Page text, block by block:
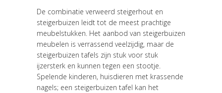
De combinatie verweerd steigerhout en
steigerbuizen leidt tot de meest prachtige
meubelstukken. Het aanbod van steigerbuizen
meubelen is verrassend veelzijdig, maar de
steigerbuizen tafels zijn stuk voor stuk
ijzersterk en kunnen tegen een stootje.
Spelende kinderen, huisdieren met krassende
nagels; een steigerbuizen tafel kan het